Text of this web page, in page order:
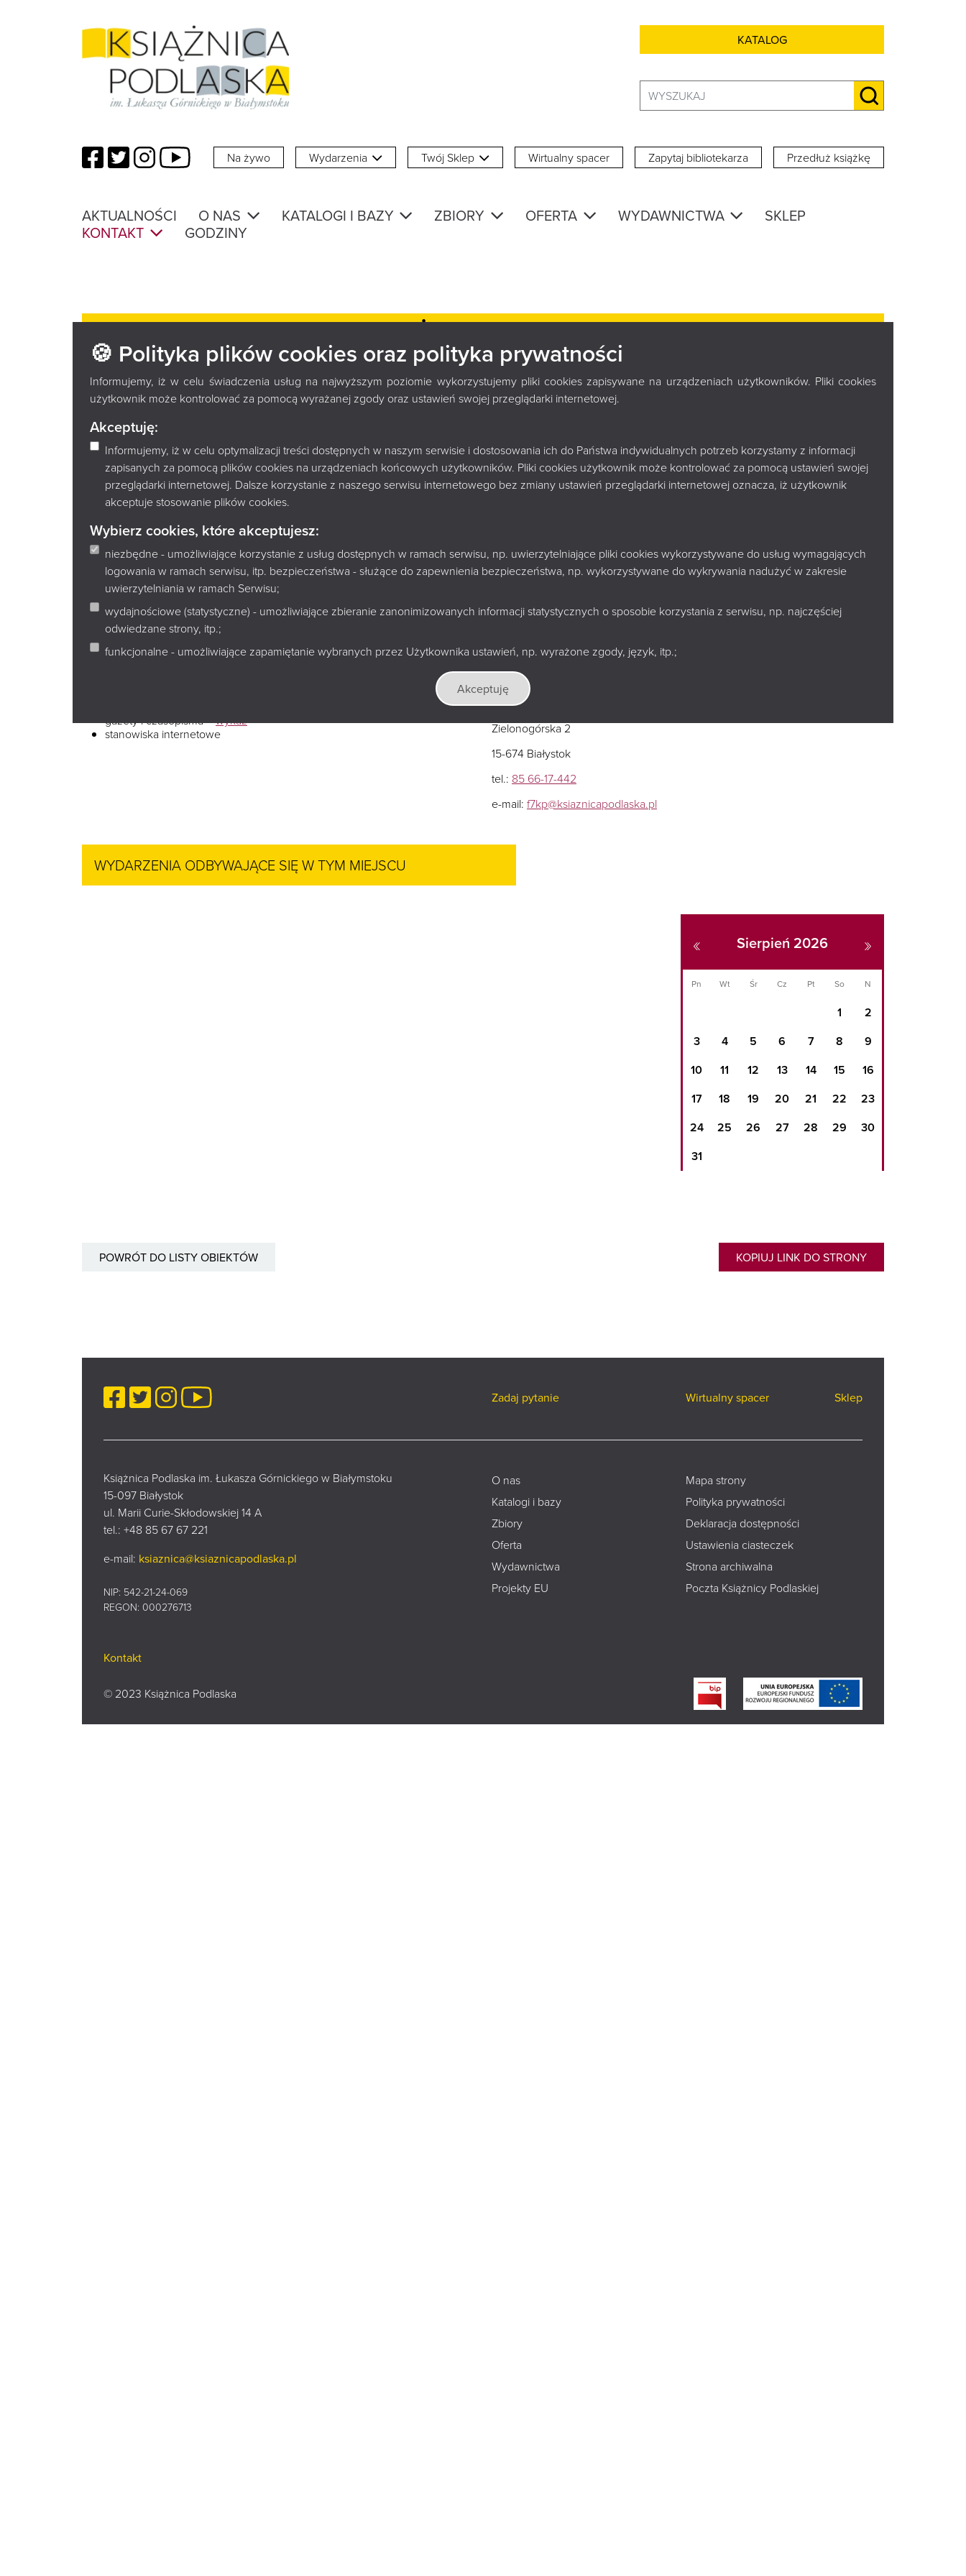
🍪 Polityka plików cookies oraz polityka prywatności
Informujemy, iż w celu świadczenia usług na najwyższym poziomie wykorzystujemy pliki cookies zapisywane na urządzeniach użytkowników. Pliki cookies
użytkownik może kontrolować za pomocą wyrażanej zgody oraz ustawień swojej przeglądarki internetowej.
Akceptuję:
Informujemy, iż w celu optymalizacji treści dostępnych w naszym serwisie i dostosowania ich do Państwa indywidualnych potrzeb korzystamy z informacji
zapisanych za pomocą plików cookies na urządzeniach końcowych użytkowników. Pliki cookies użytkownik może kontrolować za pomocą ustawień swojej
przeglądarki internetowej. Dalsze korzystanie z naszego serwisu internetowego bez zmiany ustawień przeglądarki internetowej oznacza, iż użytkownik
akceptuje stosowanie plików cookies.
Wybierz cookies, które akceptujesz:
niezbędne - umożliwiające korzystanie z usług dostępnych w ramach serwisu, np. uwierzytelniające pliki cookies wykorzystywane do usług wymagających
logowania w ramach serwisu, itp. bezpieczeństwa - służące do zapewnienia bezpieczeństwa, np. wykorzystywane do wykrywania nadużyć w zakresie
uwierzytelniania w ramach Serwisu;
wydajnościowe (statystyczne) - umożliwiające zbieranie zanonimizowanych informacji statystycznych o sposobie korzystania z serwisu, np. najczęściej
odwiedzane strony, itp.;
funkcjonalne - umożliwiające zapamiętanie wybranych przez Użytkownika ustawień, np. wyrażone zgody, język, itp.;
Akceptuję
KATALOG
SZUKAJ
Facebook
TwitterInstagram
YouTube Na żywo Wydarzenia Twój Sklep Wirtualny spacer Zapytaj bibliotekarza Przedłuż książkę
AKTUALNOŚCI O NAS KATALOGI I BAZY ZBIORY OFERTA WYDAWNICTWA
SKLEP
KONTAKT
GODZINY
FILIA NR 7 - KSIĄŻNICA PODLASKA IM.
ŁUKASZA GÓRNICKIEGO W
BIAŁYMSTOKU
Adres
15-674 Białystok, ul. Zielonogórska 2
Godziny otwarcia
pn. 10:00-17:00
wt. 10:00-18:00
śr. 10:00-17:00
czw. 10:00-17:00
pt. 10:00-17:00
sob. nieczynne
Filia dla dzieci, młodzieży i dorosłych
gazety i czasopisma –wykaz
stanowiska internetowe
−
Zielonogórska 2
15-674 Białystok
tel.: 85 66-17-442
e-mail: f7kp@ksiaznicapodlaska.pl
WYDARZENIA ODBYWAJĄCE SIĘ W TYM MIEJSCU
« Sierpień 2026 »
Pn Wt Śr Cz Pt So N
1
2
3
4 5 6 7 8
9
10
11 12 13 14 15
16
17
18 19 20 21 22
23
24
25 26 27 28 29
30
31
POWRÓT DO LISTY OBIEKTÓW KOPIUJ LINK DO STRONY
Facebook
TwitterInstagram
YouTube Zadaj pytanie Wirtualny spacer Sklep
Książnica Podlaska im. Łukasza Górnickiego w Białymstoku
15-097 Białystok
ul. Marii Curie-Skłodowskiej 14 A
tel.: +48 85 67 67 221
e-mail: ksiaznica@ksiaznicapodlaska.pl
NIP: 542-21-24-069
REGON: 000276713
Kontakt
O nas
Katalogi i bazy
Zbiory
Oferta
Wydawnictwa
Projekty EU
Mapa strony
Polityka prywatności
Deklaracja dostępności
Ustawienia ciasteczek
Strona archiwalna
Poczta Książnicy Podlaskiej
© 2023 Książnica Podlaska